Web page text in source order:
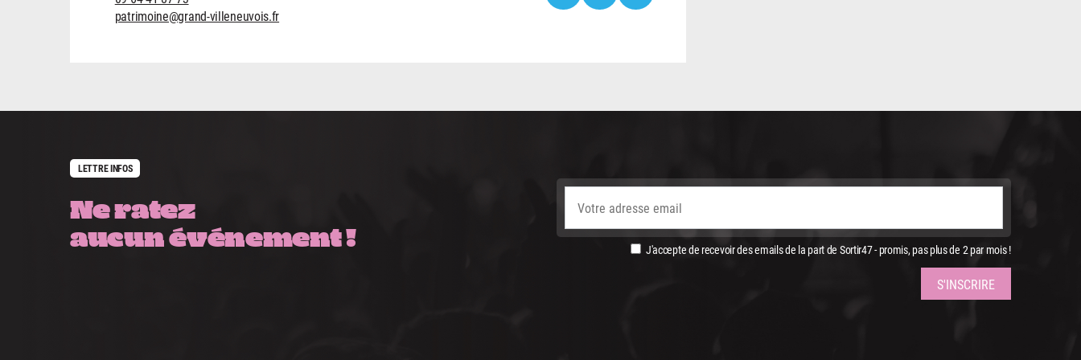
patrimoine@grand-villeneuvois.fr
LETTRE INFOS
Ne ratez
aucun événement !
J'accepte de recevoir des emails de la part de Sortir47 - promis, pas plus de 2 par mois !